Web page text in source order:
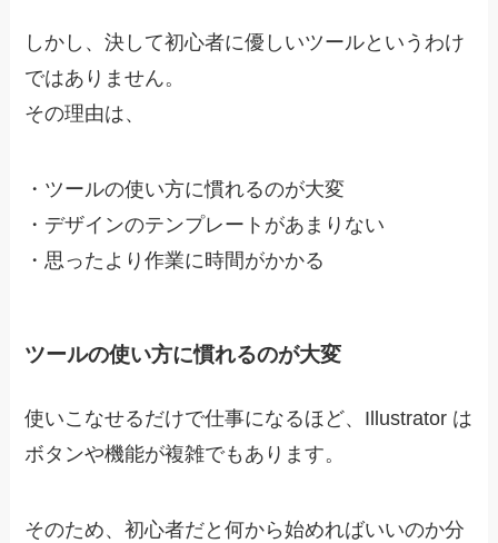
しかし、決して初心者に優しいツールというわけ
ではありません。
その理由は、
・ ツールの使い方に慣れるのが大変
・ デザインのテンプレートがあまりない
・ 思ったより作業に時間がかかる
ツールの使い方に慣れるのが大変
使いこなせるだけで仕事になるほど、 Illustrator は
ボタンや機能が複雑でもあります。
そのため、初心者だと何から始めればいいのか分